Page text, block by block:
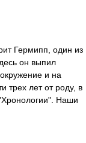
Гермипп, один из
он выпил
и на
трех лет от роду, в
Наши